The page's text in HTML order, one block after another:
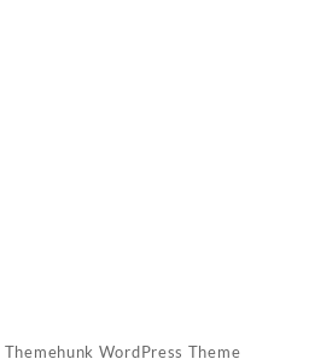
Themehunk WordPress Theme